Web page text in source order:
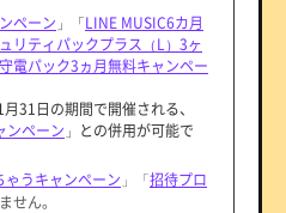
ペーン 」「LINE MUSIC6カ月
リティパックプラス（L）3ヶ
電パック3ヵ月無料キャンペー
31日の期間で開催される、
ンペーン 」との併用が可能で
うキャンペーン 」「招待プロ
せん。